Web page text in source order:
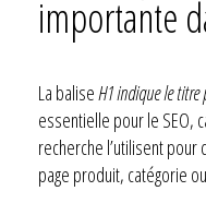
importante
La baliseH1 indique le titre
essentielle pour le SEO,
recherche l’utilisent pour
page produit, catégorie